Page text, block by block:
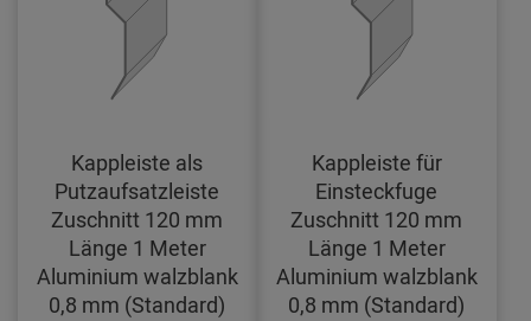
Kappleiste als
Putzaufsatzleiste
Zuschnitt 120 mm
Länge 1 Meter
Aluminium walzblank
0,8 mm (Standard)
Kappleiste für
Einsteckfuge
Zuschnitt 120 mm
Länge 1 Meter
Aluminium walzblank
0,8 mm (Standard)